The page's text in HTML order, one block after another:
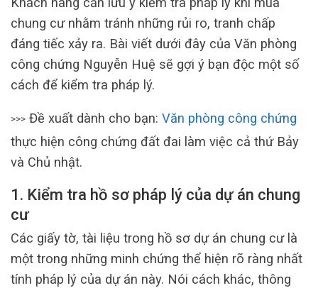
chung cư nhằm tránh những rủi ro, tranh chấp
đáng tiếc xảy ra. Bài viết dưới đây của Văn phòng
công chứng Nguyễn Huệ sẽ gợi ý bạn độc một số
cách để kiểm tra pháp lý.
>>> Đề xuất dành cho bạn: Văn phòng công chứng
thực hiện công chứng đất đai làm việc cả thứ Bảy
và Chủ nhật.
1. Kiểm tra hồ sơ pháp lý của dự án chung
cư
Các giấy tờ, tài liệu trong hồ sơ dự án chung cư là
một trong những minh chứng thể hiện rõ ràng nhất
tính pháp lý của dự án này. Nói cách khác, thông